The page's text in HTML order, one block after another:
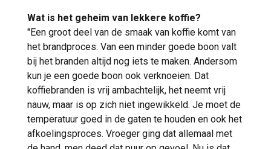
Wat is het geheim van lekkere koffie?
"Een groot deel van de smaak van koffie komt van
het brandproces. Van een minder goede boon valt
bij het branden altijd nog iets te maken. Andersom
kun je een goede boon ook verknoeien. Dat
koffiebranden is vrij ambachtelijk, het neemt vrij
nauw, maar is op zich niet ingewikkeld. Je moet de
temperatuur goed in de gaten te houden en ook het
afkoelingsproces. Vroeger ging dat allemaal met